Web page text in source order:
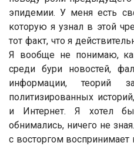
эпидемии. У меня есть
которую я узнал в этой
тот факт, что я
Я вообще не понимаю,
среди бури новостей,
информации, теорий
политизированных
и Интернет. Я хотел
обнимались, ничего не
с восторгом